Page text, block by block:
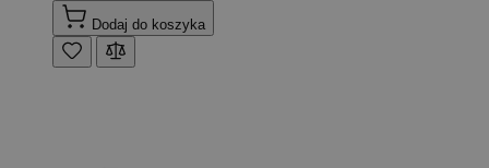
Dodaj do koszyka